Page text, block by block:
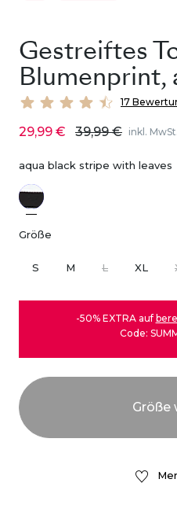
Gestreiftes
Blumenprint,
17
29,99 € 39,99 € inkl.
aqua black stripe with leaves
Größe
S M L XL
-50% EXTRA auf
Code: